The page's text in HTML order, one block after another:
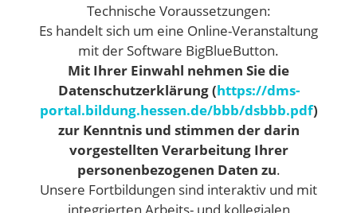
Technische Voraussetzungen:
Es handelt sich um eine Online-Veranstaltung
mit der Software BigBlueButton.
Mit Ihrer Einwahl nehmen Sie die
Datenschutzerklärung (https://dms-
portal.bildung.hessen.de/bbb/dsbbb.pdf)
zur Kenntnis und stimmen der darin
vorgestellten Verarbeitung Ihrer
personenbezogenen Daten zu.
Unsere Fortbildungen sind interaktiv und mit
integrierten Arbeits- und kollegialen